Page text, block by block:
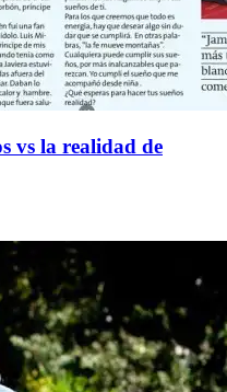
vs la realidad de